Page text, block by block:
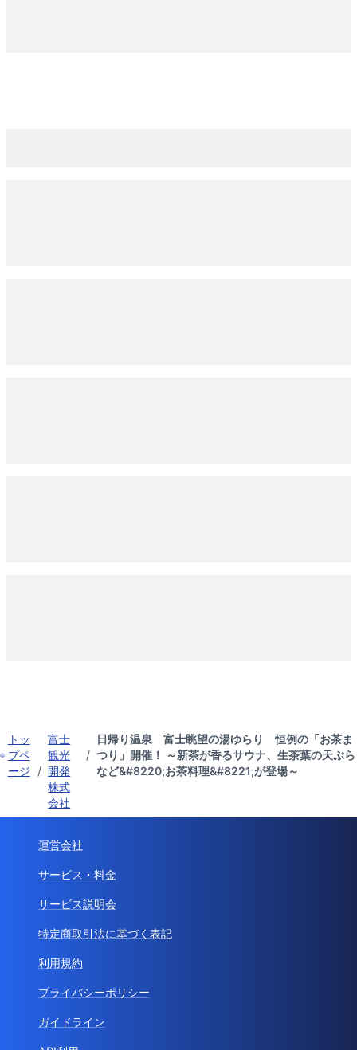
トッ
プペ
ージ
/
富士
観光
開発
株式
会社
/
日帰り温泉 富士眺望の湯ゆらり 恒例の「お茶ま
つり」開催！ ～新茶が香るサウナ、生茶葉の天ぷら
など&#8220;お茶料理&#8221;が登場～
運営会社
サービス・料金
サービス説明会
特定商取引法に基づく表記
利用規約
プライバシーポリシー
ガイドライン